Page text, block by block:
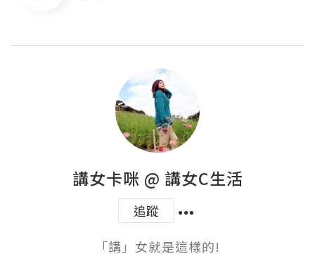
講女卡咪 @ 講女C生活
追蹤
​「講」女就是這樣的!